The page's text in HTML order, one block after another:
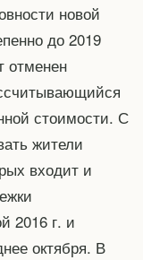
новой
до 2019
отменен
стоимости. С
жители
входит и
2016 г. и
октября. В